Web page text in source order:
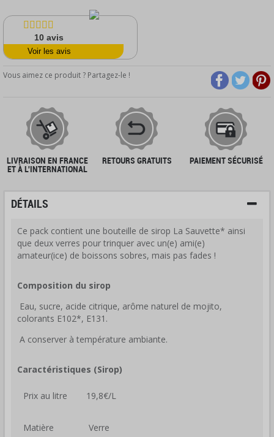
10avis
Voir les avis
Vous aimez ce produit ? Partagez-le !
LIVRAISON EN FRANCE
ET À L'INTERNATIONAL
RETOURS GRATUITS PAIEMENT SÉCURISÉ
DÉTAILS
Ce pack contient une bouteille de sirop La Sauvette* ainsi
que deux verres pour trinquer avec un(e) ami(e)
amateur(ice) de boissons sobres, mais pas fades !
Composition du sirop
Eau, sucre, acide citrique, arôme naturel de mojito,
colorants E102*, E131.
A conserver à température ambiante.
Caractéristiques (Sirop)
Prix au litre 19,8€/L
Matière Verre